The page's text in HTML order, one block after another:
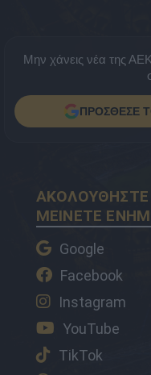
Μην χάνεις νέα της
ΠΡΟΣΘΕΣΕ
ΑΚΟΛΟΥΘΗΣΤΕ
ΜΕΙΝΕΤΕ
Google
Facebook
Instagram
YouTube
TikTok